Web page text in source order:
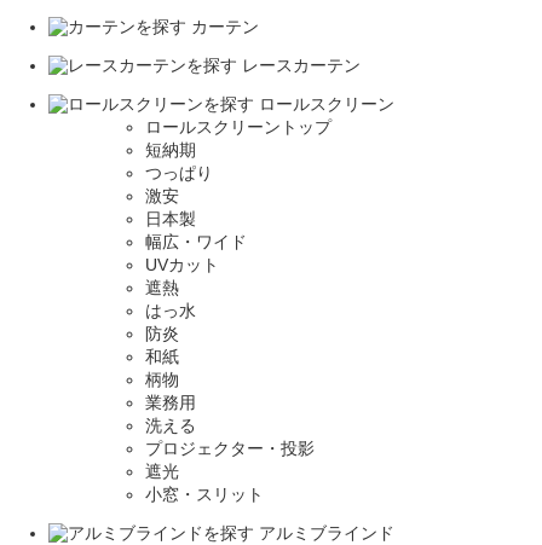
カーテン
レースカーテン
ロールスクリーン
ロールスクリーントップ
短納期
つっぱり
激安
日本製
幅広・ワイド
UVカット
遮熱
はっ水
防炎
和紙
柄物
業務用
洗える
プロジェクター・投影
遮光
小窓・スリット
アルミブラインド